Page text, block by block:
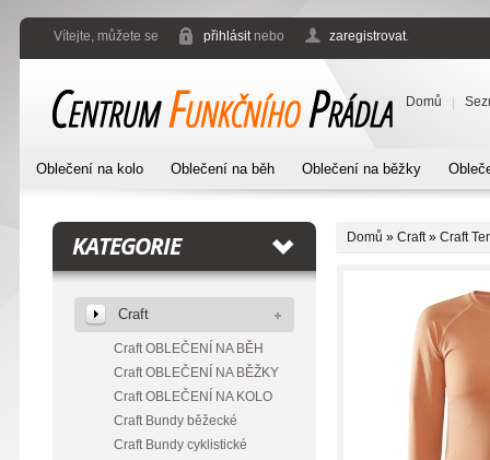
Vítejte, můžete se přihlásitnebo zaregistrovat.
Domů
Oblečení na kolo Oblečení na běh Oblečení na běžky
KATEGORIE
Craft
Craft OBLEČENÍ NA BĚH
Craft OBLEČENÍ NA BĚŽKY
Craft OBLEČENÍ NA KOLO
Craft Bundy běžecké
Craft Bundy cyklistické
Domů » Craft» Craft